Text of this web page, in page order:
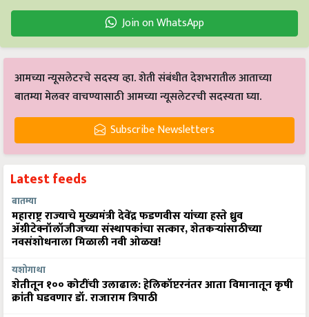
Join on WhatsApp
आमच्या न्यूसलेटरचे सदस्य व्हा. शेती संबंधीत देशभरातील आताच्या
बातम्या मेलवर वाचण्यासाठी आमच्या न्यूसलेटरची सदस्यता घ्या.
Subscribe Newsletters
Latest feeds
बातम्या
महाराष्ट्र राज्याचे मुख्यमंत्री देवेंद्र फडणवीस यांच्या हस्ते ध्रुव
ॲग्रीटेक्नॉलॉजीजच्या संस्थापकांचा सत्कार, शेतकऱ्यांसाठीच्या
नवसंशोधनाला मिळाली नवी ओळख!
यशोगाथा
शेतीतून १०० कोटींची उलाढाल: हेलिकॉप्टरनंतर आता विमानातून कृषी
क्रांती घडवणार डॉ. राजाराम त्रिपाठी